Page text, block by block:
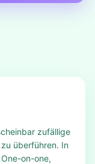
zufällige
überführen. In
on-one,